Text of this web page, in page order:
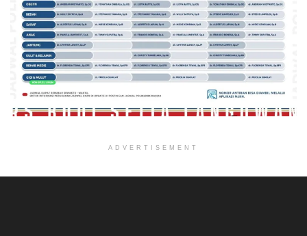
ADVERTISEMENT